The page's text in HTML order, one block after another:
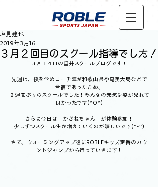
３月２回目のスクール指導でした！
塩見建也
2019年3月16日
３月１４日の垂井スクールブログです！
先週は、僕を含めコーチ陣が和歌山県や奄美大島などで
合宿であったため、
２週間ぶりのスクールでした！みんなの元気な姿が見れて
良かったです(^O^)
さらに今日は　かざねちゃん　が体験参加！
少しずつスクール生が増えていくのが嬉しいです(^-^)
さて、ウォーミングアップ後にROBLEキッズ定番のカウ
ントジャンプから行っていきます！